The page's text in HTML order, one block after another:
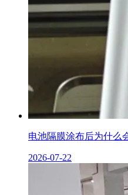
电池隔膜涂布后为什么
2026-07-22